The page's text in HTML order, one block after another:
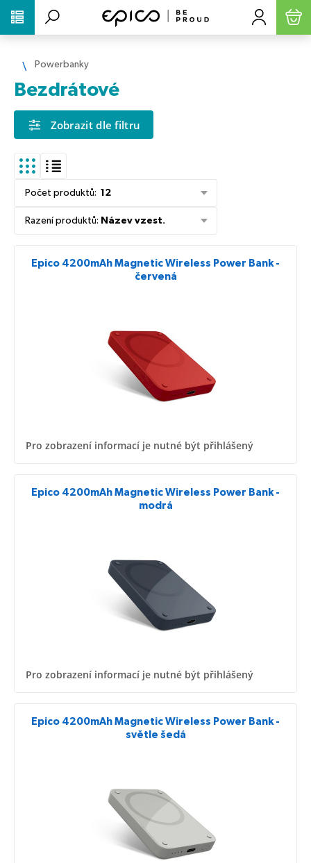
Powerbanky
Bezdrátové
Zobrazit dle filtru
Počet produktů: 12
Řazení produktů: Název vzest.
Epico 4200mAh Magnetic Wireless Power Bank -
červená
Pro zobrazení informací je nutné být přihlášený
Epico 4200mAh Magnetic Wireless Power Bank -
modrá
Pro zobrazení informací je nutné být přihlášený
Epico 4200mAh Magnetic Wireless Power Bank -
světle šedá